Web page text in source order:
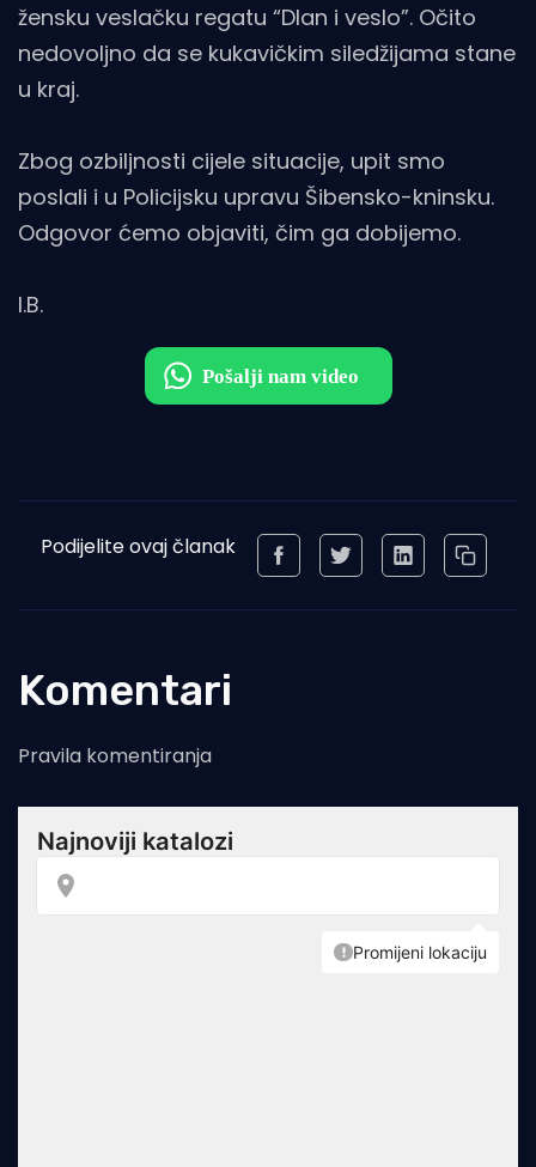
žensku veslačku regatu “Dlan i veslo”. Očito
nedovoljno da se kukavičkim siledžijama stane
u kraj.
Zbog ozbiljnosti cijele situacije, upit smo
poslali i u Policijsku upravu Šibensko-kninsku.
Odgovor ćemo objaviti, čim ga dobijemo.
I.B.
Podijelite ovaj članak
Komentari
Pravila komentiranja